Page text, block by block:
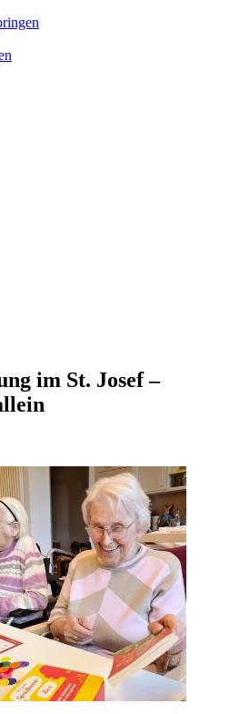
im St. Josef –